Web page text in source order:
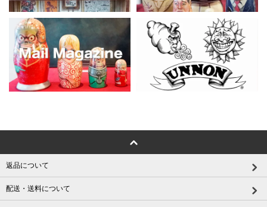
返品について
配送・送料について